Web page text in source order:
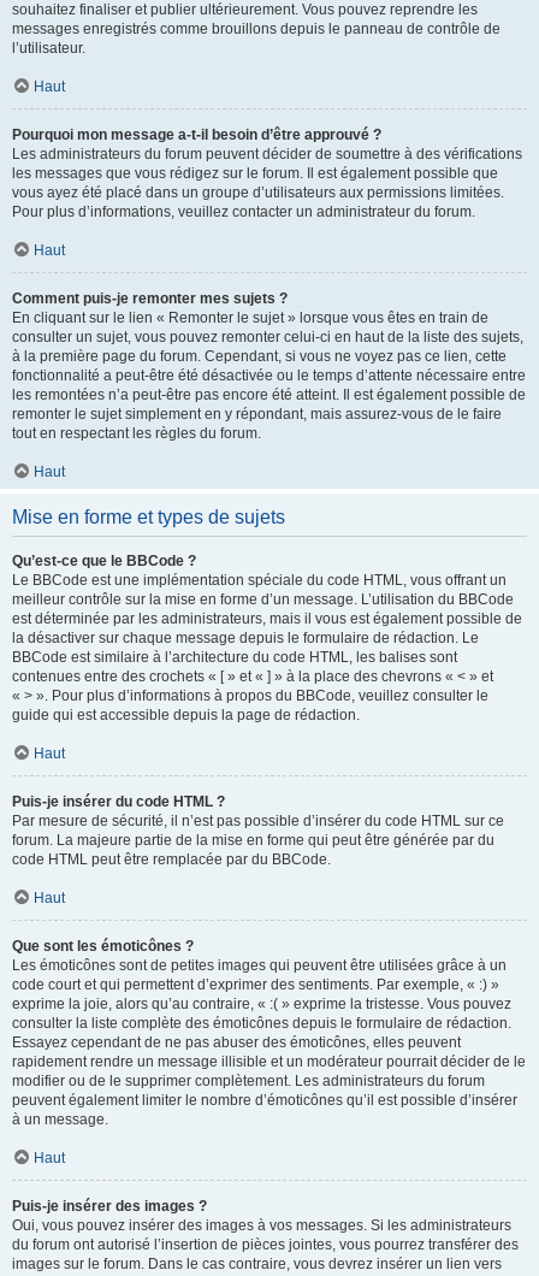
souhaitez finaliser et publier ultérieurement. Vous pouvez reprendre les
messages enregistrés comme brouillons depuis le panneau de contrôle de
l’utilisateur.
Haut
Pourquoi mon message a-t-il besoin d’être approuvé ?
Les administrateurs du forum peuvent décider de soumettre à des vérifications
les messages que vous rédigez sur le forum. Il est également possible que
vous ayez été placé dans un groupe d’utilisateurs aux permissions limitées.
Pour plus d’informations, veuillez contacter un administrateur du forum.
Haut
Comment puis-je remonter mes sujets ?
En cliquant sur le lien « Remonter le sujet » lorsque vous êtes en train de
consulter un sujet, vous pouvez remonter celui-ci en haut de la liste des sujets,
à la première page du forum. Cependant, si vous ne voyez pas ce lien, cette
fonctionnalité a peut-être été désactivée ou le temps d’attente nécessaire entre
les remontées n’a peut-être pas encore été atteint. Il est également possible de
remonter le sujet simplement en y répondant, mais assurez-vous de le faire
tout en respectant les règles du forum.
Haut
Mise en forme et types de sujets
Qu’est-ce que le BBCode ?
Le BBCode est une implémentation spéciale du code HTML, vous offrant un
meilleur contrôle sur la mise en forme d’un message. L’utilisation du BBCode
est déterminée par les administrateurs, mais il vous est également possible de
la désactiver sur chaque message depuis le formulaire de rédaction. Le
BBCode est similaire à l’architecture du code HTML, les balises sont
contenues entre des crochets « [ » et « ] » à la place des chevrons « < » et
« > ». Pour plus d’informations à propos du BBCode, veuillez consulter le
guide qui est accessible depuis la page de rédaction.
Haut
Puis-je insérer du code HTML ?
Par mesure de sécurité, il n’est pas possible d’insérer du code HTML sur ce
forum. La majeure partie de la mise en forme qui peut être générée par du
code HTML peut être remplacée par du BBCode.
Haut
Que sont les émoticônes ?
Les émoticônes sont de petites images qui peuvent être utilisées grâce à un
code court et qui permettent d’exprimer des sentiments. Par exemple, « :) »
exprime la joie, alors qu’au contraire, « :( » exprime la tristesse. Vous pouvez
consulter la liste complète des émoticônes depuis le formulaire de rédaction.
Essayez cependant de ne pas abuser des émoticônes, elles peuvent
rapidement rendre un message illisible et un modérateur pourrait décider de le
modifier ou de le supprimer complètement. Les administrateurs du forum
peuvent également limiter le nombre d’émoticônes qu’il est possible d’insérer
à un message.
Haut
Puis-je insérer des images ?
Oui, vous pouvez insérer des images à vos messages. Si les administrateurs
du forum ont autorisé l’insertion de pièces jointes, vous pourrez transférer des
images sur le forum. Dans le cas contraire, vous devrez insérer un lien vers